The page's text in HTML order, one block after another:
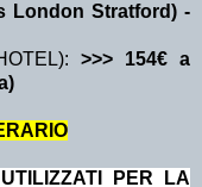
London Stratford) -
>>> 154€ a
PER LA